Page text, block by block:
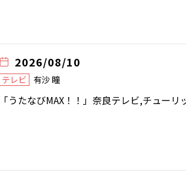
2026/08/10
テレビ 有沙 瞳
「うたなびMAX！！」奈良テレビ,チュー